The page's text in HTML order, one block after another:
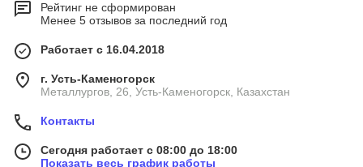
Рейтинг не сформирован
Менее 5 отзывов за последний год
Работает с 16.04.2018
г. Усть-Каменогорск
Металлургов, 26, Усть-Каменогорск, Казахстан
Контакты
Сегодня работает с 08:00 до 18:00
Показать весь график работы